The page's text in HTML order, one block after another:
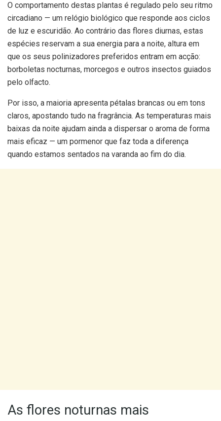
O comportamento destas plantas é regulado pelo seu ritmo
circadiano — um relógio biológico que responde aos ciclos
de luz e escuridão. Ao contrário das flores diurnas, estas
espécies reservam a sua energia para a noite, altura em
que os seus polinizadores preferidos entram em acção:
borboletas nocturnas, morcegos e outros insectos guiados
pelo olfacto.
Por isso, a maioria apresenta pétalas brancas ou em tons
claros, apostando tudo na fragrância. As temperaturas mais
baixas da noite ajudam ainda a dispersar o aroma de forma
mais eficaz — um pormenor que faz toda a diferença
quando estamos sentados na varanda ao fim do dia.
As flores noturnas mais